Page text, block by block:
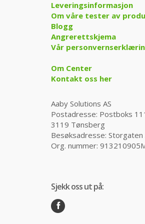
Leveringsinformasjon
Om våre tester av
Blogg
Angrerettskjema
Vår
Om Center
Kontakt oss her
Aaby Solutions AS
Postadresse: Postboks
3119 Tønsberg
Besøksadresse:
Org. nummer:
Sjekk oss ut på: